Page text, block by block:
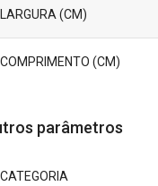
LARGURA (CM)
COMPRIMENTO (CM)
parâmetros
CATEGORIA